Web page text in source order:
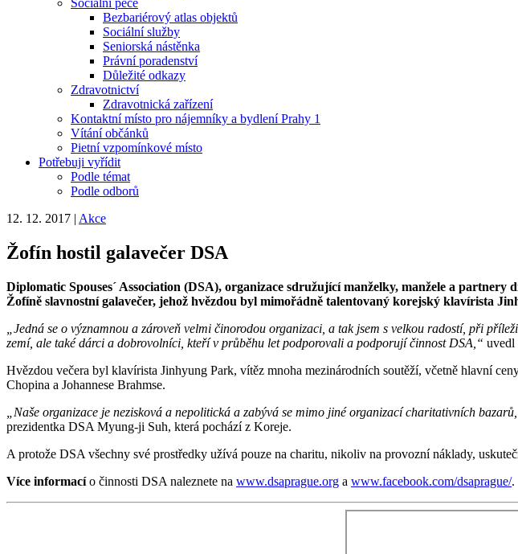
Sociální péče
Bezbariérový atlas objektů
Sociální služby
Seniorská nástěnka
Právní poradenství
Důležité odkazy
Zdravotnictví
Zdravotnická zařízení
Kontaktní místo pro nájemníky a bydlení Prahy 1
Vítání občánků
Pietní vzpomínkové místo
Potřebuji vyřídit
Podle témat
Podle odborů
12. 12. 2017 | Akce
Žofín hostil galavečer DSA
Diplomatic Spouses´ Association (DSA), organizace sdružující manželky, manžele a
Žofíně slavnostní galavečer, jehož hvězdou byl mimořádně talentovaný korejský klavírista
„Jedná se o významnou a zároveň velmi činorodou organizaci, a tak jsem s velkou radostí, při
zemí, ale také dárci a dobrovolníci, kteří v průběhu let podporovali a podporují činnost DSA,“ uvedl
Hvězdou večera byl klavírista Jinhyung Park, vítěz mnoha mezinárodních soutěží, včetně hlavní
Chopina a Johannese Brahmse.
„Naše organizace je nezisková a nepolitická a zabývá se mimo jiné organizací charitativních
prezidentka DSA Myung-ji Suh, která pochází z Koreje.
A protože DSA všechny své prostředky užívá pouze na charitu, nikoliv na provozní náklady,
Více informacío činnosti DSA naleznete na www.dsaprague.org a www.facebook.com/dsaprague/.